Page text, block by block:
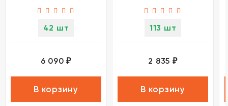
42 шт
6 090₽
В корзину
113 шт
2 835 ₽
В корзину